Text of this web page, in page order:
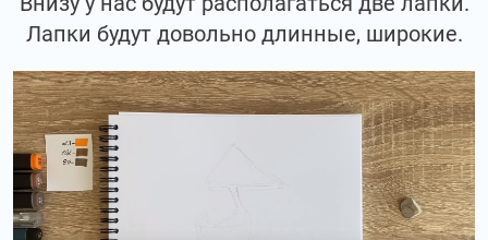
Лапки будут довольно длинные, широкие.